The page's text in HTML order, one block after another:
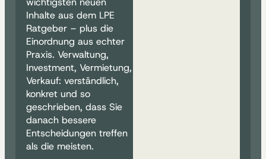
Inhalte aus dem LPE
Ratgeber – plus die
Einordnung aus echter
Praxis. Verwaltung,
Investment, Vermietung,
Verkauf: verständlich,
konkret und so
geschrieben, dass Sie
danach bessere
Entscheidungen treffen
als die meisten.